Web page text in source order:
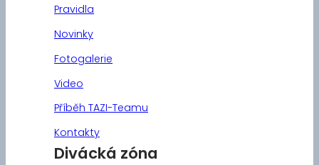
Pravidla
Novinky
Fotogalerie
Video
Příběh TAZI-Teamu
Kontakty
Divácká zóna